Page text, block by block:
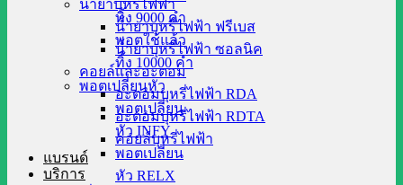
ทิ้ง 9000 คำ
พอตใช้แล้ว
ทิ้ง 10000 คำ
พอตเปลี่ยนหัว
พอตเปลี่ยน
หัว INFY
พอตเปลี่ยน
หัว RELX
น้ำยาบุหรี่ไฟฟ้า
น้ำยาบุหรี่ไฟฟ้า ฟรีเบส
น้ำยาบุหรี่ไฟฟ้า ซอลนิค
คอยล์และอะตอม
อะตอมบุหรี่ไฟฟ้า RDA
อะตอมบุหรี่ไฟฟ้า RDTA
คอยล์บุหรี่ไฟฟ้า
แบรนด์
บริการ